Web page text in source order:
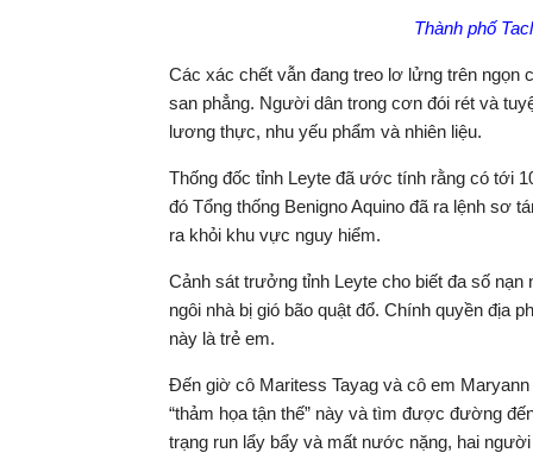
Thành phố
Các xác chết vẫn đang treo lơ lửng trên ngọn
san phẳng. Người dân trong cơn đói rét và
lương thực, nhu yếu phẩm và nhiên liệu.
Thống đốc tỉnh Leyte đã ước tính rằng có tới
đó Tổng thống Benigno Aquino đã ra lệnh sơ
ra khỏi khu vực nguy hiểm.
Cảnh sát trưởng tỉnh Leyte cho biết đa số
ngôi nhà bị gió bão quật đổ. Chính quyền địa
này là trẻ em.
Đến giờ cô Maritess Tayag và cô em
“thảm họa tận thế” này và tìm được đường
trạng run lẩy bẩy và mất nước nặng, hai